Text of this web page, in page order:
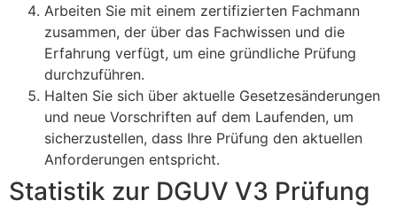
Arbeiten Sie mit einem zertifizierten Fachmann
zusammen, der über das Fachwissen und die
Erfahrung verfügt, um eine gründliche Prüfung
durchzuführen.
Halten Sie sich über aktuelle Gesetzesänderungen
und neue Vorschriften auf dem Laufenden, um
sicherzustellen, dass Ihre Prüfung den aktuellen
Anforderungen entspricht.
Statistik zur DGUV V3 Prüfung